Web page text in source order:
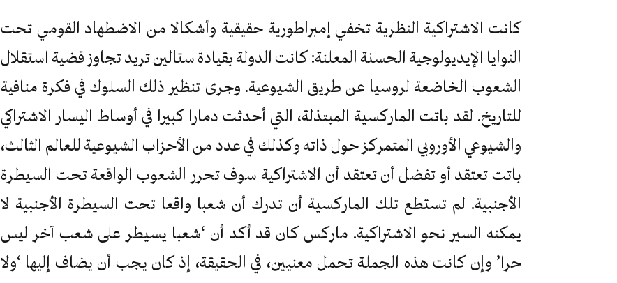
كانت الاشتراكية النظرية تخفي إمبراطورية حقيقية وأشكالا من الاضطهاد القومي تحت
النوايا الإيديولوجية الحسنة المعلنة: كانت الدولة بقيادة ستالين تريد تجاوز قضية استقلال
الشعوب الخاضعة لروسيا عن طريق الشيوعية. وجرى تنظير ذلك السلوك في فكرة منافية
للتاريخ. لقد باتت الماركسية المبتذلة، التي أحدثت دمارا كبيرا في أوساط اليسار الاشتراكي
والشيوعي الأوروبي المتمركز حول ذاته وكذلك في عدد من الأحزاب الشيوعية للعالم الثالث،
باتت تعتقد أو تفضل أن تعتقد أن الاشتراكية سوف تحرر الشعوب الواقعة تحت السيطرة
الأجنبية. لم تستطع تلك الماركسية أن تدرك أن شعبا واقعا تحت السيطرة الأجنبية لا
يمكنه السير نحو الاشتراكية. ماركس كان قد أكد أن ‘شعبا يسيطر على شعب آخر ليس
حرا’ وإن كانت هذه الجملة تحمل معنيين، في الحقيقة، إذ كان يجب أن يضاف إليها ‘ولا